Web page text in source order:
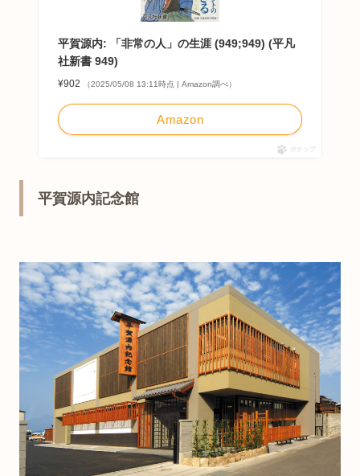
平賀源内: 「非常の人」の生涯 (949;949) (平凡
社新書 949)
¥902 （2025/05/08 13:11時点 | Amazon調べ）
Amazon
ポチップ
平賀源内記念館